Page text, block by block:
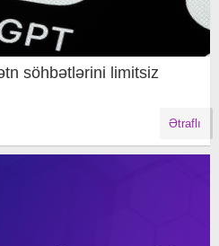
söhbətlərini limitsiz
Ətraflı